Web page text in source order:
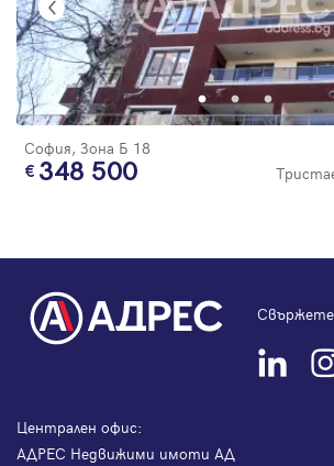
София, Зона Б 18
348 500
Свържете
Централен офис:
АДРЕС Недвижими имоти АД